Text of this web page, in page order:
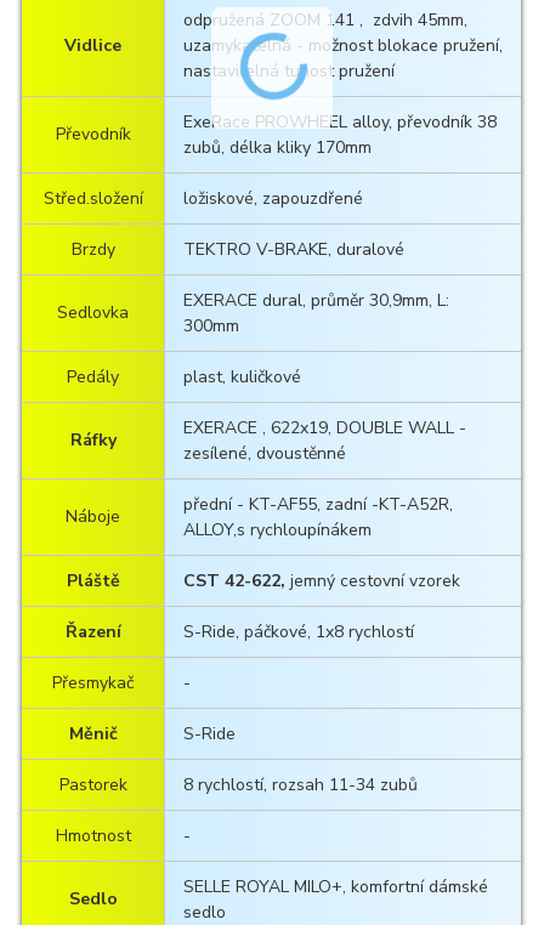
Vidlice
odpružená ZOOM 141 , zdvih 45mm,
uzamykatelná - možnost blokace pružení,
nastavitelná tuhost pružení
Převodník
ExeRace PROWHEEL alloy, převodník 38
zubů, délka kliky 170mm
Střed.složení ložiskové, zapouzdřené
Brzdy TEKTRO V-BRAKE, duralové
Sedlovka
EXERACE dural, průměr 30,9mm, L:
300mm
Pedály plast, kuličkové
Ráfky
EXERACE , 622x19, DOUBLE WALL -
zesílené, dvoustěnné
Náboje
přední - KT-AF55, zadní -KT-A52R,
ALLOY,s rychloupínákem
Pláště CST 42-622, jemný cestovní vzorek
Řazení S-Ride, páčkové, 1x8 rychlostí
Přesmykač -
Měnič S-Ride
Pastorek 8 rychlostí, rozsah 11-34 zubů
Hmotnost -
Sedlo
SELLE ROYAL MILO+, komfortní dámské
sedlo